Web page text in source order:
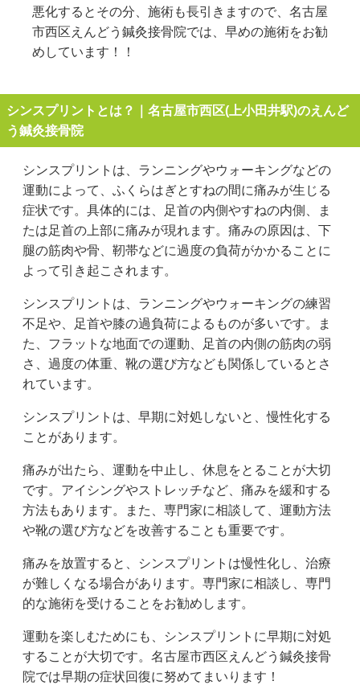
悪化するとその分、施術も長引きますので、名古屋
市西区えんどう鍼灸接骨院では、早めの施術をお勧
めしています！！
シンスプリントとは？｜名古屋市西区(上小田井駅)のえんど
う鍼灸接骨院
シンスプリントは、ランニングやウォーキングなどの
運動によって、ふくらはぎとすねの間に痛みが生じる
症状です。具体的には、足首の内側やすねの内側、ま
たは足首の上部に痛みが現れます。痛みの原因は、下
腿の筋肉や骨、靭帯などに過度の負荷がかかることに
よって引き起こされます。
シンスプリントは、ランニングやウォーキングの練習
不足や、足首や膝の過負荷によるものが多いです。ま
た、フラットな地面での運動、足首の内側の筋肉の弱
さ、過度の体重、靴の選び方なども関係しているとさ
れています。
シンスプリントは、早期に対処しないと、慢性化する
ことがあります。
痛みが出たら、運動を中止し、休息をとることが大切
です。アイシングやストレッチなど、痛みを緩和する
方法もあります。また、専門家に相談して、運動方法
や靴の選び方などを改善することも重要です。
痛みを放置すると、シンスプリントは慢性化し、治療
が難しくなる場合があります。専門家に相談し、専門
的な施術を受けることをお勧めします。
運動を楽しむためにも、シンスプリントに早期に対処
することが大切です。名古屋市西区えんどう鍼灸接骨
院では早期の症状回復に努めてまいります！